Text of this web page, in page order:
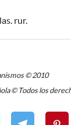
rur.
© 2010
© Todos los